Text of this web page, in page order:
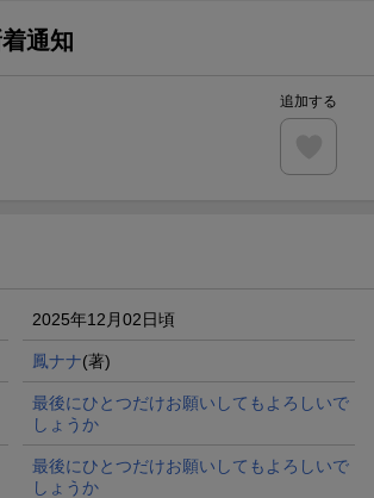
通知
追加する
2025年12月02日頃
鳳ナナ(著)
最後にひとつだけお願いしてもよろしいで
しょうか
最後にひとつだけお願いしてもよろしいで
しょうか